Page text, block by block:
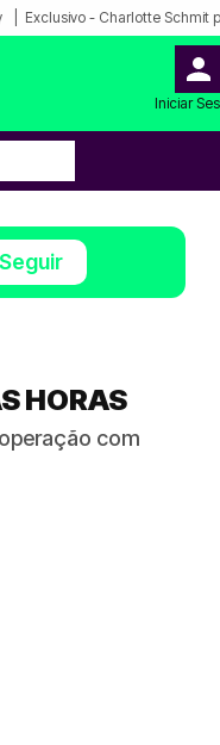
Exclusivo - Charlotte Schmit
Iniciar
Seguir
HORAS
com